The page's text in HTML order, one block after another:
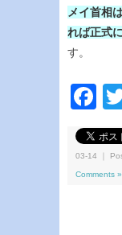
メイ首相
れば正式
す。
03-14 ｜
Comments »